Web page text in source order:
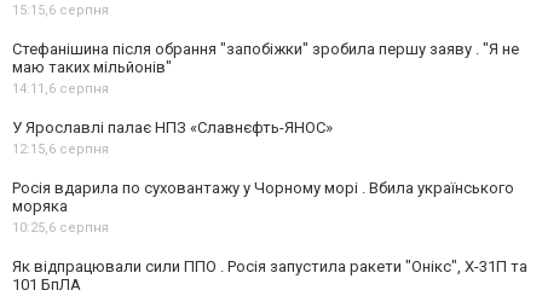
15:15,6 серпня
Стефанішина після обрання "запобіжки" зробила першу заяву . "Я не
маю таких мільйонів"
14:11,6 серпня
У Ярославлі палає НПЗ «Славнєфть-ЯНОС»
12:15,6 серпня
Росія вдарила по суховантажу у Чорному морі . Вбила українського
моряка
10:25,6 серпня
Як відпрацювали сили ППО . Росія запустила ракети "Онікс", Х-31П та
101 БпЛА